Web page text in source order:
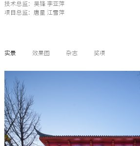
技术总监：吴锋 李亚萍
项目总监：唐星 江雪萍
实景 效果图 杂志 奖项